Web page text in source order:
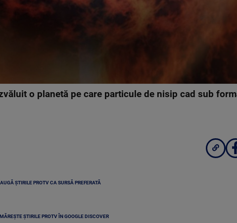
o planetă pe care particule de nisip cad sub
ȘTIRILE PROTV CA SURSĂ PREFERATĂ
ȘTIRILE PROTV ÎN GOOGLE DISCOVER